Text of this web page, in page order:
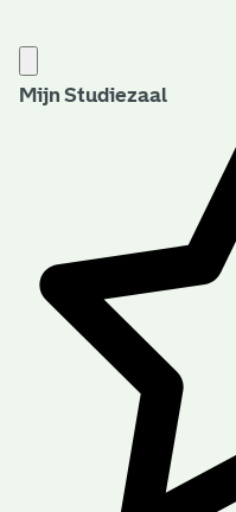
2006
Bevolkingsregistratie
Burgerzaken
Gemeentebestuur
Geografische namen:
Mijn Studiezaal